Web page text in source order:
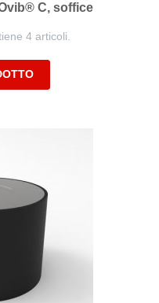
C, soffice
4 articoli.